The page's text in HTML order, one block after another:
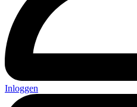
Inloggen